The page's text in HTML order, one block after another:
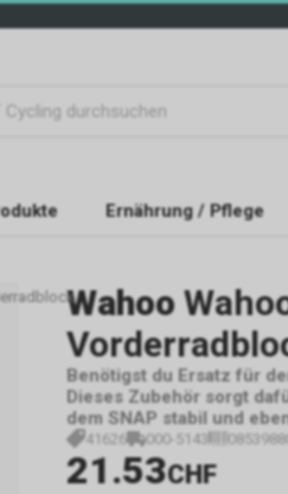
Ernährung / Pflege
Wahoo
Benötigst du Ersatz für
Dieses Zubehör sorgt
dem SNAP stabil und
41626 000-5143
21.53CHF